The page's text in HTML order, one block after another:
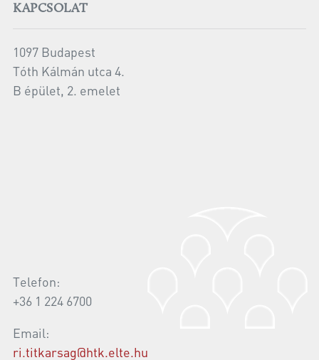
KAPCSOLAT
1097 Budapest
Tóth Kálmán utca 4.
B épület, 2. emelet
Telefon:
+36 1 224 6700
Email:
ri.titkarsag@htk.elte.hu